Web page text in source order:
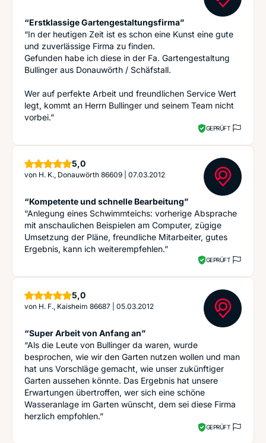
“Erstklassige Gartengestaltungsfirma”
“In der heutigen Zeit ist es schon eine Kunst eine gute
und zuverlässige Firma zu finden.
Gefunden habe ich diese in der Fa. Gartengestaltung
Bullinger aus Donauwörth / Schäfstall.
Wer auf perfekte Arbeit und freundlichen Service Wert
legt, kommt an Herrn Bullinger und seinem Team nicht
vorbei.”
GEPRÜFT
5,0Sterne
von H. K., Donauwörth 86609 07.03.2012
“Kompetente und schnelle Bearbeitung”
“Anlegung eines Schwimmteichs: vorherige Absprache
mit anschaulichen Beispielen am Computer, zügige
Umsetzung der Pläne, freundliche Mitarbeiter, gutes
Ergebnis, kann ich weiterempfehlen.”
GEPRÜFT
5,0Sterne
von H. F., Kaisheim 86687 05.03.2012
“Super Arbeit von Anfang an”
“Als die Leute von Bullinger da waren, wurde
besprochen, wie wir den Garten nutzen wollen und man
hat uns Vorschläge gemacht, wie unser zukünftiger
Garten aussehen könnte. Das Ergebnis hat unsere
Erwartungen übertroffen, wer sich eine schöne
Wasseranlage im Garten wünscht, dem sei diese Firma
herzlich empfohlen.”
GEPRÜFT